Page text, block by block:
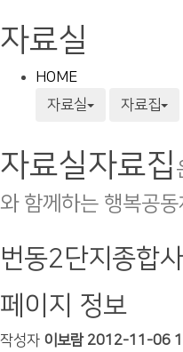
자료실
HOME
자료실
자료집
자료실자료집
와 함께하는 행복공
번동2단지종합
페이지 정보
작성자 이보람 2012-11-06